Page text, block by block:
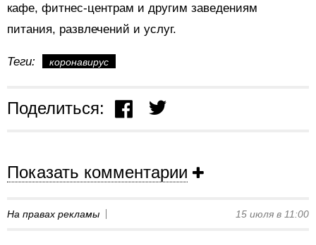
кафе, фитнес-центрам и другим заведениям
питания, развлечений и услуг.
Теги: коронавирус
Поделиться:
Показать комментарии
На правах рекламы 15 июля в 11:00